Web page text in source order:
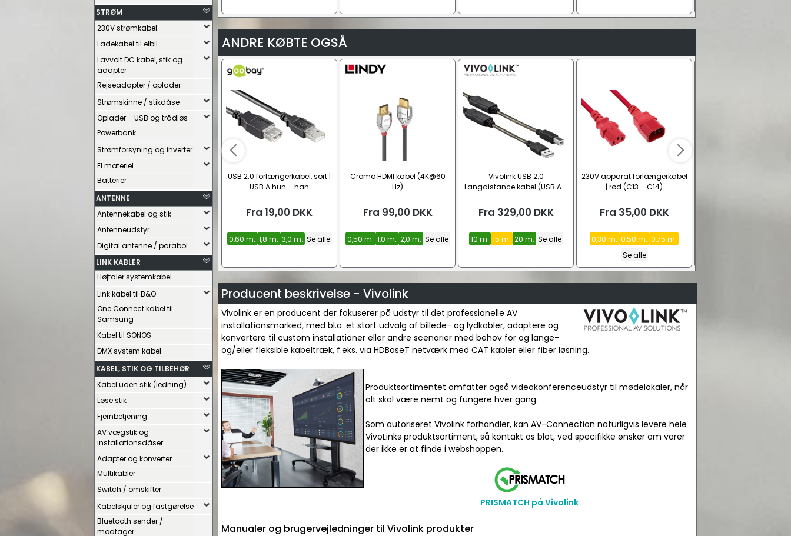
STRØM
230V strømkabel
Ladekabel til elbil
Lavvolt DC kabel, stik og
adapter
Rejseadapter / oplader
Strømskinne / stikdåse
Oplader – USB og trådløs
Powerbank
Strømforsyning og inverter
El materiel
Batterier
ANTENNE
Antennekabel og stik
Antenneudstyr
Digital antenne / parabol
LINK KABLER
Højtaler systemkabel
Link kabel til B&O
One Connect kabel til
Samsung
Kabel til SONOS
DMX system kabel
KABEL, STIK OG TILBEHØR
Kabel uden stik (ledning)
Løse stik
Fjernbetjening
AV vægstik og
installationsdåser
Adapter og konverter
Multikabler
Switch / omskifter
Kabelskjuler og fastgørelse
Bluetooth sender /
modtager
ANDRE KØBTE OGSÅ
USB 2.0 forlængerkabel, sort |
USB A hun – han
Fra 19,00 DKK
0,60 m. 1,8 m. 3,0 m. Se alle
Cromo HDMI kabel (4K@60
Hz)
Fra 99,00 DKK
0,50 m. 1,0 m. 2,0 m. Se alle
Vivolink USB 2.0
Langdistance kabel (USB A –
Fra 329,00 DKK
10 m. 15 m. 20 m. Se alle
230V apparat forlængerkabel
| rød (C13 – C14)
Fra 35,00 DKK
0,30 m. 0,50 m. 0,75 m.
Se alle
Producent beskrivelse - Vivolink
Vivolink er en producent der fokuserer på udstyr til det professionelle AV
installationsmarked, med bl.a. et stort udvalg af billede- og lydkabler, adaptere og
konvertere til custom installationer eller andre scenarier med behov for og lange-
og/eller fleksible kabeltræk, f.eks. via HDBaseT netværk med CAT kabler eller fiber løsning.
Produktsortimentet omfatter også videokonferenceudstyr til mødelokaler, når
alt skal være nemt og fungere hver gang.
Som autoriseret Vivolink forhandler, kan AV-Connection naturligvis levere hele
VivoLinks produktsortiment, så kontakt os blot, ved specifikke ønsker om varer
der ikke er at finde i webshoppen.
PRISMATCH på Vivolink
Manualer og brugervejledninger til Vivolink produkter